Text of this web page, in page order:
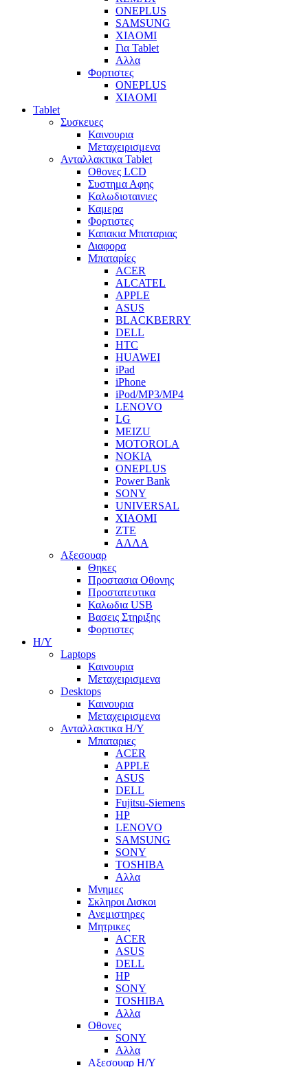
ONEPLUS
SAMSUNG
XIAOMI
Για Tablet
Αλλα
Φορτιστες
ONEPLUS
XIAOMI
Tablet
Συσκευες
Καινουρια
Μεταχειρισμενα
Ανταλλακτικα Tablet
Οθονες LCD
Συστημα Αφης
Καλωδιοταινιες
Καμερα
Φορτιστες
Καπακια Μπαταριας
Διαφορα
Μπαταρίες
ACER
ALCATEL
APPLE
ASUS
BLACKBERRY
DELL
HTC
HUAWEI
iPad
iPhone
iPod/MP3/MP4
LENOVO
LG
MEIZU
MOTOROLA
NOKIA
ONEPLUS
Power Bank
SONY
UNIVERSAL
XIAOMI
ZTE
ΑΛΛΑ
Αξεσουαρ
Θηκες
Προστασια Οθονης
Προστατευτικα
Καλωδια USB
Βασεις Στηριξης
Φορτιστες
Η/Υ
Laptops
Καινουρια
Μεταχειρισμενα
Desktops
Καινουρια
Μεταχειρισμενα
Ανταλλακτικα H/Y
Μπαταριες
ACER
APPLE
ASUS
DELL
Fujitsu-Siemens
HP
LENOVO
SAMSUNG
SONY
TOSHIBA
Αλλα
Μνημες
Σκληροι Δισκοι
Ανεμιστηρες
Μητρικες
ACER
ASUS
DELL
HP
SONY
TOSHIBA
Αλλα
Οθονες
SONY
Αλλα
Αξεσουαρ Η/Υ